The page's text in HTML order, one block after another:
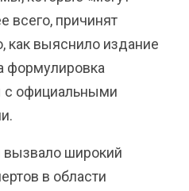
всего, причинят
как выяснило издание
формулировка
с официальными
вызвало широкий
в области